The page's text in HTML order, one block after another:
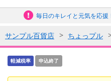
毎日のキレイと元気を応
サンプル百貨店 ちょっプル
軽減税率 申込終了